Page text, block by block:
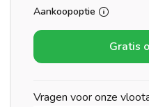
Aankoopoptie
Gratis
Vragen voor onze